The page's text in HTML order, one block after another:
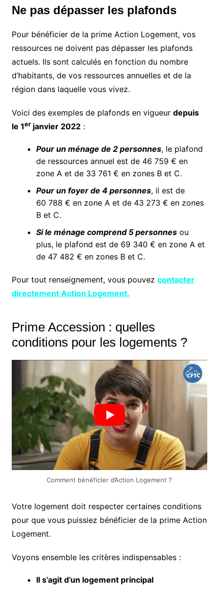
Ne pas dépasser les plafonds
Pour bénéficier de la prime Action Logement, vos
ressources ne doivent pas dépasser les plafonds
actuels. Ils sont calculés en fonction du nombre
d’habitants, de vos ressources annuelles et de la
région dans laquelle vous vivez.
Voici des exemples de plafonds en vigueur depuis
le 1erjanvier 2022:
Pour un ménage de 2 personnes, le plafond
de ressources annuel est de 46 759 € en
zone A et de 33 761 € en zones B et C.
Pour un foyer de 4 personnes, il est de
60 788 € en zone A et de 43 273 € en zones
B et C.
Si le ménage comprend 5 personnesou
plus, le plafond est de 69 340 € en zone A et
de 47 482 € en zones B et C.
Pour tout renseignement, vous pouvez contacter
directement Action Logement.
Prime Accession : quelles
conditions pour les logements ?
Comment bénéficier d’Action Logement ?
Votre logement doit respecter certaines conditions
pour que vous puissiez bénéficier de la prime Action
Logement.
Voyons ensemble les critères indispensables :
Il s’agit d’un logement principal